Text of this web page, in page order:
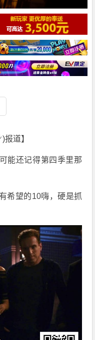
)报道】
能还记得第四季里那
希望的10嗨，硬是抓